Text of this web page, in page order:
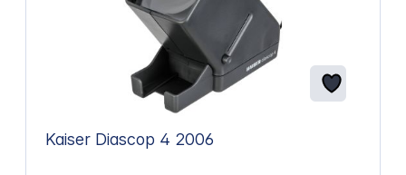
Kaiser Diascop 4 2006